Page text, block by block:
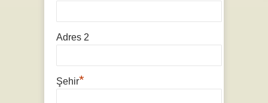
Adres 2
Şehir*